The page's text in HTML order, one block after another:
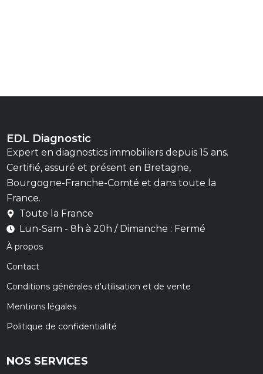
EDL Diagnostic
Expert en diagnostics immobiliers depuis 15 ans.
Certifié, assuré et présent en Bretagne,
Bourgogne-Franche-Comté et dans toute la
France.
Toute la France
Lun-Sam - 8h à 20h / Dimanche : Fermé
À propos
Contact
Conditions générales d'utilisation et de vente
Mentions légales
Politique de confidentialité
NOS SERVICES